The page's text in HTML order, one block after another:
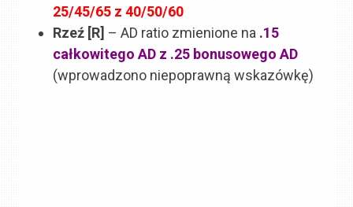
25/45/65 z 40/50/60
Rzeź [R] – AD ratio zmienione na .15
całkowitego AD z .25 bonusowego AD
(wprowadzono niepoprawną wskazówkę)